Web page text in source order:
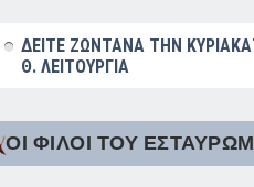
ΔΕΙΤΕ ΖΩΝΤΑΝΑ ΤΗΝ
Θ. ΛΕΙΤΟΥΡΓΙΑ
ΟΙ ΦΙΛΟΙ ΤΟΥ